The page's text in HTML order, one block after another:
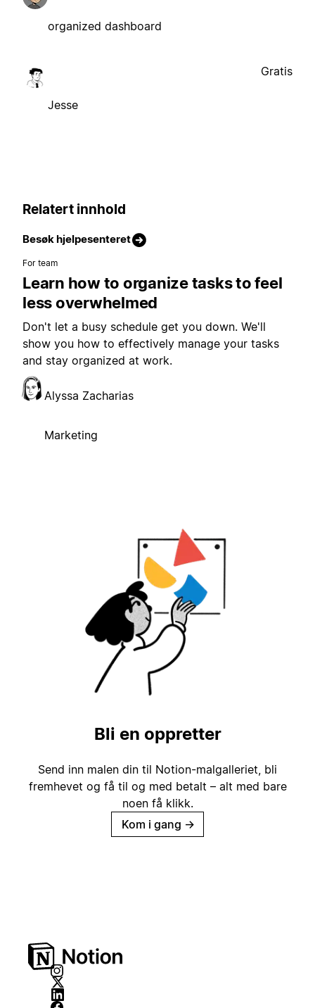
organized dashboard
Jesse
Gratis
Relatert innhold
Besøk hjelpesenteret
For team
Learn how to organize tasks to feel
less overwhelmed
Don't let a busy schedule get you down. We'll
show you how to effectively manage your tasks
and stay organized at work.
Alyssa Zacharias
Marketing
Bli en oppretter
Send inn malen din til Notion-malgalleriet, bli
fremhevet og få til og med betalt – alt med bare
noen få klikk.
Kom i gang →